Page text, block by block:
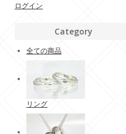
ログイン
Category
全ての商品
リング